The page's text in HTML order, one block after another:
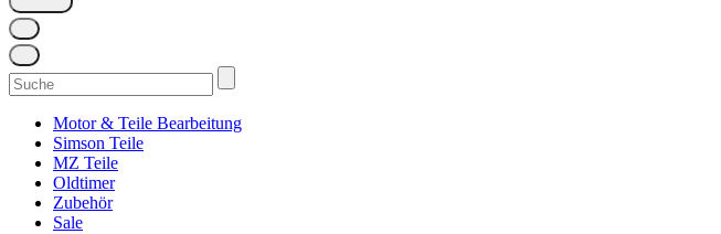
Suchen
nach:
Motor & Teile Bearbeitung
Simson Teile
MZ Teile
Oldtimer
Zubehör
Sale